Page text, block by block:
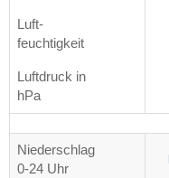
Luft-
feuchtigkeit
Luftdruck in
hPa
Niederschlag
0-24 Uhr